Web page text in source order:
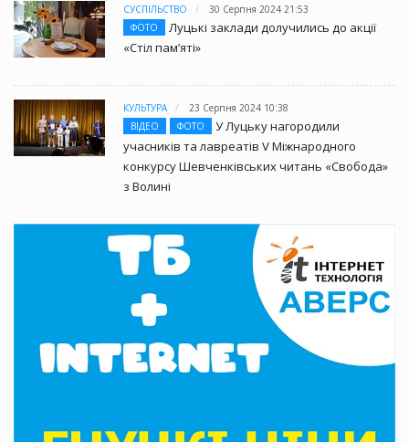
СУСПІЛЬСТВО
30 Серпня 2024 21:53
ФОТО
Луцькі заклади долучились до акції
«Стіл памʼяті»
КУЛЬТУРА
23 Серпня 2024 10:38
ВІДЕО
ФОТО
У Луцьку нагородили
учасників та лавреатів V Міжнародного
конкурсу Шевченківських читань «Свобода»
з Волині